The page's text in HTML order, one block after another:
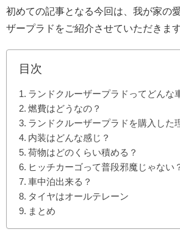
初めての記事となる今回は、我が家の
ザープラドをご紹介させていただきます
目次
ランドクルーザープラドってどんな
燃費はどうなの？
ランドクルーザープラドを購入した
内装はどんな感じ？
荷物はどのくらい積める？
ヒッチカーゴって普段邪魔じゃない
車中泊出来る？
タイヤはオールテレーン
まとめ